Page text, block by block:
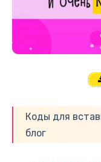
Коды для
блог